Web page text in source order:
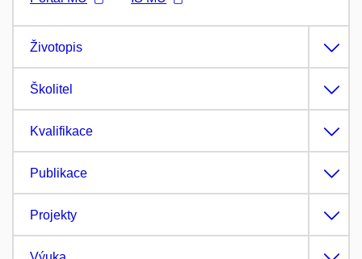
Životopis
Školitel
Kvalifikace
Publikace
Projekty